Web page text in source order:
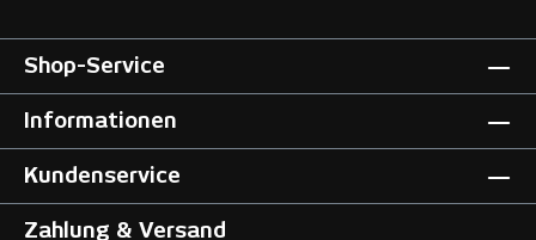
Shop-Service
Informationen
Kundenservice
Zahlung & Versand